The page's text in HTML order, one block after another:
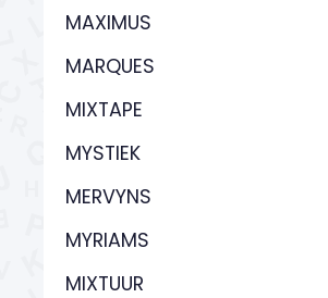
MAXIMUS
MARQUES
MIXTAPE
MYSTIEK
MERVYNS
MYRIAMS
MIXTUUR